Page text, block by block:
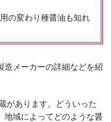
の変わり種醤油も知れ
造メーカーの詳細などを紹
があります。どういった
地域によってどのような醤